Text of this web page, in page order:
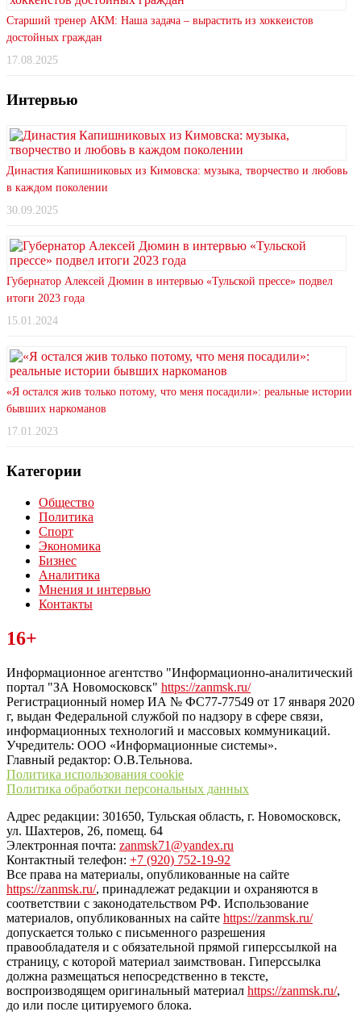
Старший тренер АКМ: Наша задача – вырастить из хоккеистов
достойных граждан
17.08.2025
Интервью
Династия Капишниковых из Кимовска: музыка, творчество и любовь
в каждом поколении
30.09.2025
Губернатор Алексей Дюмин в интервью «Тульской прессе» подвел
итоги 2023 года
15.01.2024
«Я остался жив только потому, что меня посадили»: реальные истории
бывших наркоманов
17.01.2023
Категории
Общество
Политика
Спорт
Экономика
Бизнес
Аналитика
Мнения и интервью
Контакты
Читайте последние новости дня в Тульской области на сайте
“ЗаНовомосковск”
16+
Информационное агентство "Информационно-аналитический
портал "ЗА Новомосковск" https://zanmsk.ru/
Регистрационный номер ИА № ФС77-77549 от 17 января 2020
г, выдан Федеральной службой по надзору в сфере связи,
информационных технологий и массовых коммуникаций.
Учредитель: ООО «Информационные системы».
Главный редактор: О.В.Тельнова.
Политика использования cookie
Политика обработки персональных данных
Адрес редакции: 301650, Тульская область, г. Новомосковск,
ул. Шахтеров, 26, помещ. 64
Электронная почта: zanmsk71@yandex.ru
Контактный телефон: +7 (920) 752-19-92
Все права на материалы, опубликованные на сайте
https://zanmsk.ru/, принадлежат редакции и охраняются в
соответствии с законодательством РФ. Использование
материалов, опубликованных на сайте https://zanmsk.ru/
допускается только с письменного разрешения
правообладателя и с обязательной прямой гиперссылкой на
страницу, с которой материал заимствован. Гиперссылка
должна размещаться непосредственно в тексте,
воспроизводящем оригинальный материал https://zanmsk.ru/,
до или после цитируемого блока.